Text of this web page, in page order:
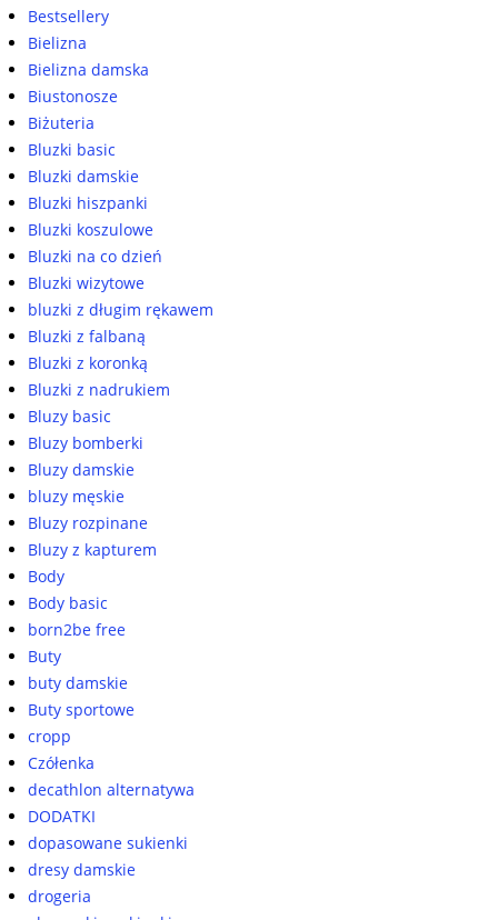
Bestsellery
Bielizna
Bielizna damska
Biustonosze
Biżuteria
Bluzki basic
Bluzki damskie
Bluzki hiszpanki
Bluzki koszulowe
Bluzki na co dzień
Bluzki wizytowe
bluzki z długim rękawem
Bluzki z falbaną
Bluzki z koronką
Bluzki z nadrukiem
Bluzy basic
Bluzy bomberki
Bluzy damskie
bluzy męskie
Bluzy rozpinane
Bluzy z kapturem
Body
Body basic
born2be free
Buty
buty damskie
Buty sportowe
cropp
Czółenka
decathlon alternatywa
DODATKI
dopasowane sukienki
dresy damskie
drogeria